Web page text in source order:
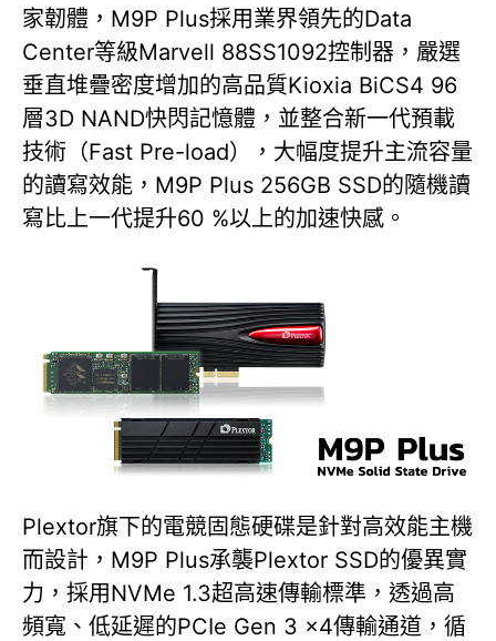
家韌體，M9P Plus採用業界領先的Data
Center等級Marvell 88SS1092控制器，嚴選
垂直堆疊密度增加的高品質Kioxia BiCS4 96
層3D NAND快閃記憶體，並整合新一代預載
技術（Fast Pre-load），大幅度提升主流容量
的讀寫效能，M9P Plus 256GB SSD的隨機讀
寫比上一代提升60 %以上的加速快感。
Plextor旗下的電競固態硬碟是針對高效能主機
而設計，M9P Plus承襲Plextor SSD的優異實
力，採用NVMe 1.3超高速傳輸標準，透過高
頻寬、低延遲的PCIe Gen 3 x4傳輸通道，循